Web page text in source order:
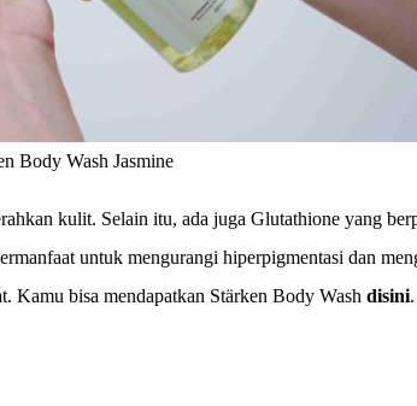
Body Wash Jasmine
kulit. Selain itu, ada juga Glutathione yang
untuk mengurangi hiperpigmentasi dan
Kamu bisa mendapatkan Stärken Body Washdisini.